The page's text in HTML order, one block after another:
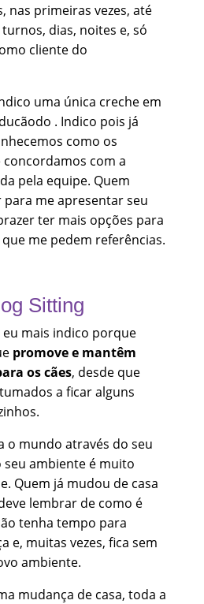
nas primeiras vezes, até
dias, noites e, só
cliente do
uma única creche em
. Indico pois já
como os
concordamos com a
pela equipe. Quem
me apresentar seu
ter mais opções para
me pedem referências.
Sitting
eu mais indico porque
promove e mantêm
os cães, desde que
a ficar alguns
o mundo através do seu
ambiente é muito
Quem já mudou de casa
lembrar de como é
tenha tempo para
e, muitas vezes, fica sem
ambiente.
mudança de casa, toda a